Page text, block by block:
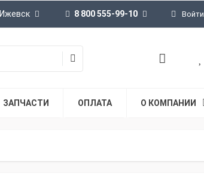
Ижевск 8 800 555-99-10 Войти
ЗАПЧАСТИ ОПЛАТА О КОМПАНИИ